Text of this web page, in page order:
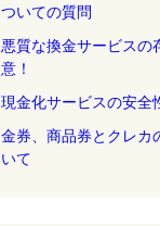
ついての質問
悪質な換金サービスの
意！
現金化サービスの安全
金券、商品券とクレカ
いて